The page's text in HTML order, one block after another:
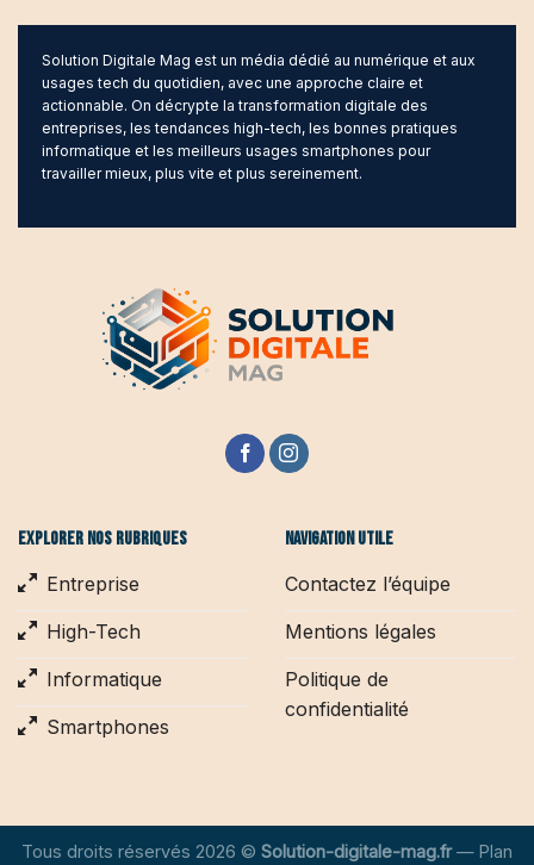
Solution Digitale Mag est un média dédié au numérique et aux
usages tech du quotidien, avec une approche claire et
actionnable. On décrypte la transformation digitale des
entreprises, les tendances high-tech, les bonnes pratiques
informatique et les meilleurs usages smartphones pour
travailler mieux, plus vite et plus sereinement.
Explorer nos rubriques
Entreprise
High-Tech
Informatique
Smartphones
Navigation utile
Contactez l’équipe
Mentions légales
Politique de
confidentialité
Tous droits réservés 2026 © Solution-digitale-mag.fr— Plan